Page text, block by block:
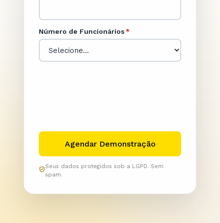
Número de Funcionários*
Seus dados protegidos sob a LGPD. Sem
spam.